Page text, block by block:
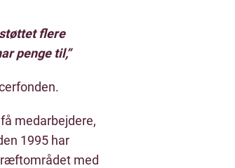
flere
penge til,”
medarbejdere,
1995 har
med